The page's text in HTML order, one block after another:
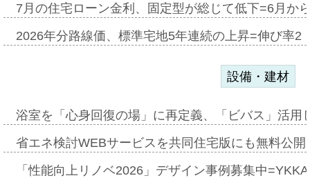
7月の住宅ローン金利、固定型が総じて低下=6月か
2026年分路線価、標準宅地5年連続の上昇=伸び率
設備・建材
浴室を「心身回復の場」に再定義、「ビバス」活
省エネ検討WEBサービスを共同住宅版にも無料公
「性能向上リノベ2026」デザイン事例募集中